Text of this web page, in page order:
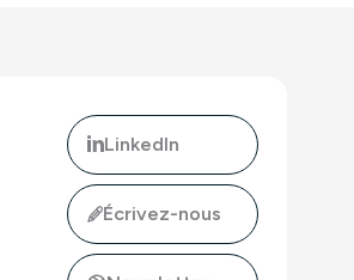
LinkedIn
Écrivez-nous